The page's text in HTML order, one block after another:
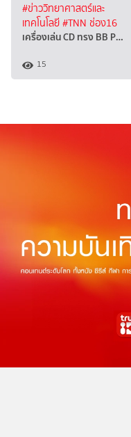
#ข่าววิทยาศาสตร์และ
เทคโนโลยี#TNN ช่อง16
เครื่องเล่น CD ทรง BB P…
15